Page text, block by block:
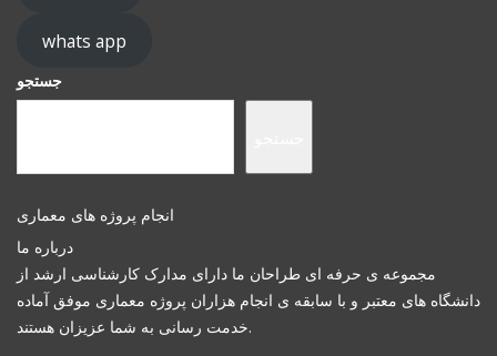
whats app
جستجو
انجام پروژه های معماری
درباره ما
مجموعه ی حرفه ای طراحان ما دارای مدارک کارشناسی ارشد از
دانشگاه های معتبر و با سابقه ی انجام هزاران پروژه معماری موفق آماده
خدمت رسانی به شما عزیزان هستند.